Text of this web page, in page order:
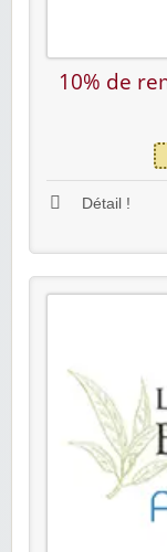
10% de
Détail !